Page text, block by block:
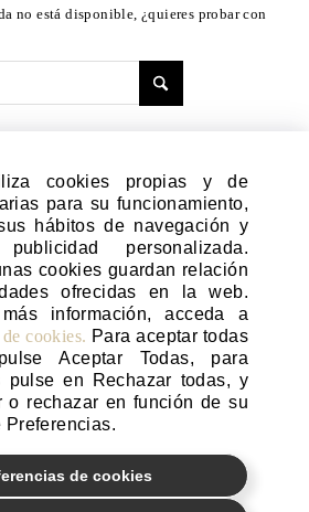
no está disponible, ¿quieres probar con
resultados de búsqueda, sigue estos
similares o sinónimos.
sola palabra.
cookies propias y de
para su funcionamiento,
hábitos de navegación y
personalizada.
cookies guardan relación
ofrecidas en la web.
información, acceda a
cookies. Para aceptar todas
Aceptar Todas, para
pulse en Rechazar todas, y
o rechazar en función de su
de cookies